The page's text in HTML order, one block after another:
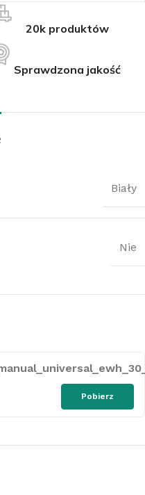
20k produktów
Sprawdzona jakość
Biały
Nie
Pobierz